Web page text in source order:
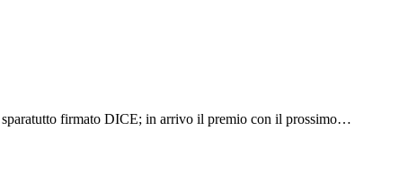
sparatutto firmato DICE; in arrivo il premio con il prossimo…